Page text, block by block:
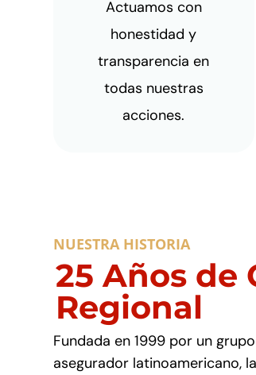
Actuamos con
honestidad y
transparencia en
todas nuestras
acciones.
NUESTRA HISTORIA
25 Años de
Regional
Fundada en 1999 por un
asegurador latinoamericano,